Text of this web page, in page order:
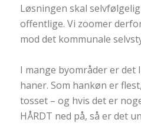
Løsningen skal
offentlige. Vi zoomer
mod det kommunale
I mange byområder er det
haner. Som hankøn er
tosset – og hvis det er
HÅRDT ned på, så er det